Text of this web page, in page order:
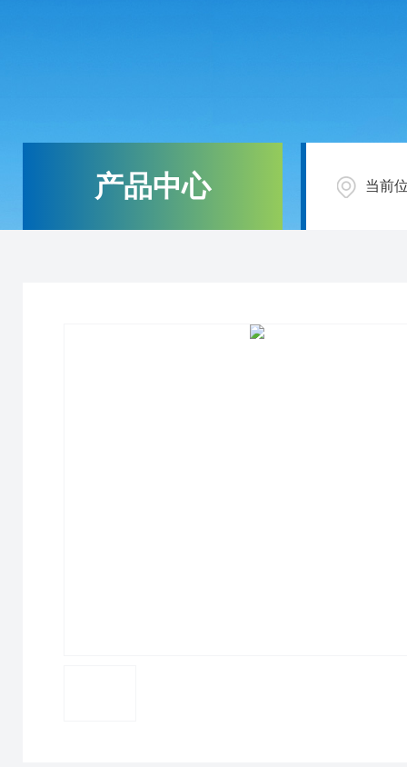
产品中心 当前